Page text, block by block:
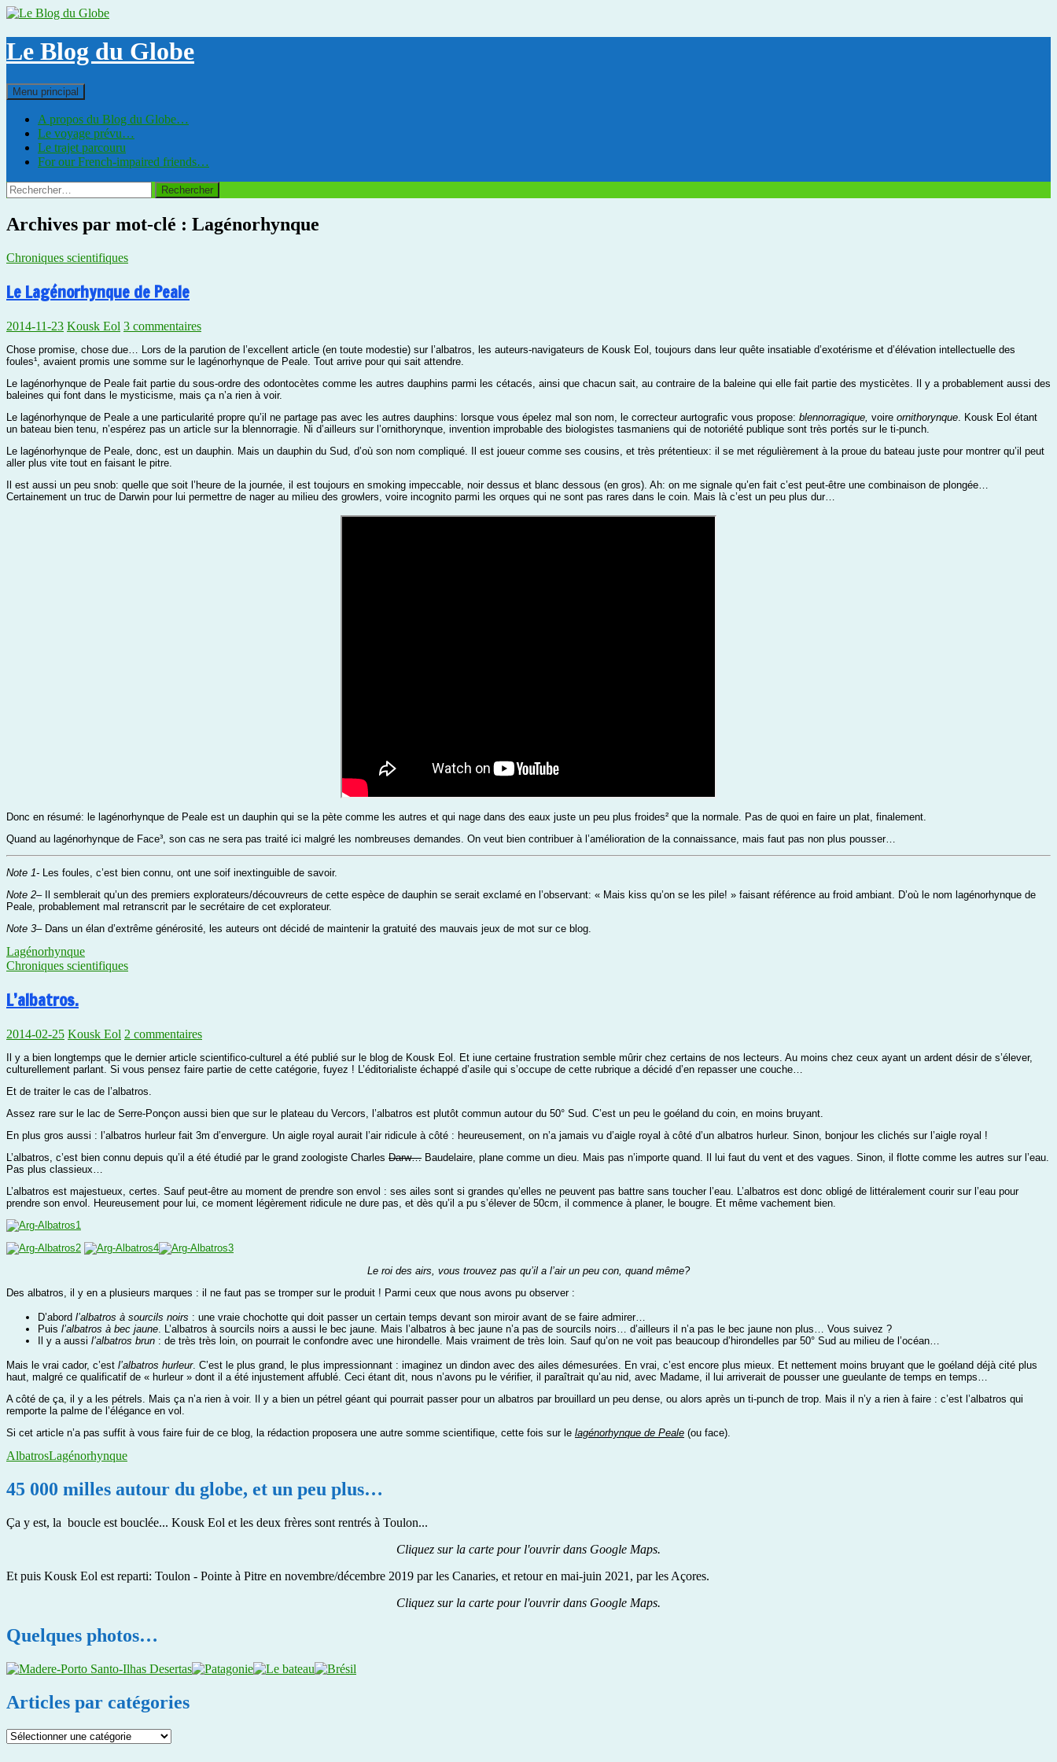
Aller
contenu
Le Blog du Globe
Recherche
Menu principal
A propos du Blog du Globe…
Le voyage prévu…
Le trajet parcouru
For our French-impaired friends…
Rechercher :
Archives par mot-clé : Lagénorhynque
Chroniques scientifiques
Le Lagénorhynque de Peale
2014-11-23 Kousk Eol 3 commentaires
Chose promise, chose due… Lors de la parution de l’excellent article (en toute modestie) sur l’albatros, les auteurs-navigateurs de Kousk Eol, toujours dans leur quête insatiable d’exotérisme et d’élévation intellectuelle des
foules¹, avaient promis une somme sur le lagénorhynque de Peale. Tout arrive pour qui sait attendre.
Le lagénorhynque de Peale fait partie du sous-ordre des odontocètes comme les autres dauphins parmi les cétacés, ainsi que chacun sait, au contraire de la baleine qui elle fait partie des mysticètes. Il y a probablement aussi des
baleines qui font dans le mysticisme, mais ça n’a rien à voir.
Le lagénorhynque de Peale a une particularité propre qu’il ne partage pas avec les autres dauphins: lorsque vous épelez mal son nom, le correcteur aurtografic vous propose: blennorragique, voire ornithorynque . Kousk Eol étant
un bateau bien tenu, n’espérez pas un article sur la blennorragie. Ni d’ailleurs sur l’ornithorynque, invention improbable des biologistes tasmaniens qui de notoriété publique sont très portés sur le ti-punch.
Le lagénorhynque de Peale, donc, est un dauphin. Mais un dauphin du Sud, d’où son nom compliqué. Il est joueur comme ses cousins, et très prétentieux: il se met régulièrement à la proue du bateau juste pour montrer qu’il peut
aller plus vite tout en faisant le pitre.
Il est aussi un peu snob: quelle que soit l’heure de la journée, il est toujours en smoking impeccable, noir dessus et blanc dessous (en gros). Ah: on me signale qu’en fait c’est peut-être une combinaison de plongée…
Certainement un truc de Darwin pour lui permettre de nager au milieu des growlers, voire incognito parmi les orques qui ne sont pas rares dans le coin. Mais là c’est un peu plus dur…
Donc en résumé: le lagénorhynque de Peale est un dauphin qui se la pète comme les autres et qui nage dans des eaux juste un peu plus froides² que la normale. Pas de quoi en faire un plat, finalement.
Quand au lagénorhynque de Face³, son cas ne sera pas traité ici malgré les nombreuses demandes. On veut bien contribuer à l’amélioration de la connaissance, mais faut pas non plus pousser…
Note 1- Les foules, c’est bien connu, ont une soif inextinguible de savoir.
Note 2– Il semblerait qu’un des premiers explorateurs/découvreurs de cette espèce de dauphin se serait exclamé en l’observant: « Mais kiss qu’on se les pile! » faisant référence au froid ambiant. D’où le nom lagénorhynque de
Peale, probablement mal retranscrit par le secrétaire de cet explorateur.
Note 3– Dans un élan d’extrême générosité, les auteurs ont décidé de maintenir la gratuité des mauvais jeux de mot sur ce blog.
Lagénorhynque
Chroniques scientifiques
L’albatros.
2014-02-25 Kousk Eol 2 commentaires
Il y a bien longtemps que le dernier article scientifico-culturel a été publié sur le blog de Kousk Eol. Et iune certaine frustration semble mûrir chez certains de nos lecteurs. Au moins chez ceux ayant un ardent désir de s’élever,
culturellement parlant. Si vous pensez faire partie de cette catégorie, fuyez ! L’éditorialiste échappé d’asile qui s’occupe de cette rubrique a décidé d’en repasser une couche…
Et de traiter le cas de l’albatros.
Assez rare sur le lac de Serre-Ponçon aussi bien que sur le plateau du Vercors, l’albatros est plutôt commun autour du 50° Sud. C’est un peu le goéland du coin, en moins bruyant.
En plus gros aussi : l’albatros hurleur fait 3m d’envergure. Un aigle royal aurait l’air ridicule à côté : heureusement, on n’a jamais vu d’aigle royal à côté d’un albatros hurleur. Sinon, bonjour les clichés sur l’aigle royal !
L’albatros, c’est bien connu depuis qu’il a été étudié par le grand zoologiste Charles Darw… Baudelaire, plane comme un dieu. Mais pas n’importe quand. Il lui faut du vent et des vagues. Sinon, il flotte comme les autres sur l’eau.
Pas plus classieux…
L’albatros est majestueux, certes. Sauf peut-être au moment de prendre son envol : ses ailes sont si grandes qu’elles ne peuvent pas battre sans toucher l’eau. L’albatros est donc obligé de littéralement courir sur l’eau pour
prendre son envol. Heureusement pour lui, ce moment légèrement ridicule ne dure pas, et dès qu’il a pu s’élever de 50cm, il commence à planer, le bougre. Et même vachement bien.
Le roi des airs, vous trouvez pas qu’il a l’air un peu con, quand même?
Des albatros, il y en a plusieurs marques : il ne faut pas se tromper sur le produit ! Parmi ceux que nous avons pu observer :
D’abord l’albatros à sourcils noirs : une vraie chochotte qui doit passer un certain temps devant son miroir avant de se faire admirer…
Puis l’albatros à bec jaune . L’albatros à sourcils noirs a aussi le bec jaune. Mais l’albatros à bec jaune n’a pas de sourcils noirs… d’ailleurs il n’a pas le bec jaune non plus… Vous suivez ?
Il y a aussi l’albatros brun : de très très loin, on pourrait le confondre avec une hirondelle. Mais vraiment de très loin. Sauf qu’on ne voit pas beaucoup d’hirondelles par 50° Sud au milieu de l’océan…
Mais le vrai cador, c’est l’albatros hurleur. C’est le plus grand, le plus impressionnant : imaginez un dindon avec des ailes démesurées. En vrai, c’est encore plus mieux. Et nettement moins bruyant que le goéland déjà cité plus
haut, malgré ce qualificatif de « hurleur » dont il a été injustement affublé. Ceci étant dit, nous n’avons pu le vérifier, il paraîtrait qu’au nid, avec Madame, il lui arriverait de pousser une gueulante de temps en temps…
A côté de ça, il y a les pétrels. Mais ça n’a rien à voir. Il y a bien un pétrel géant qui pourrait passer pour un albatros par brouillard un peu dense, ou alors après un ti-punch de trop. Mais il n’y a rien à faire : c’est l’albatros qui
remporte la palme de l’élégance en vol.
Si cet article n’a pas suffit à vous faire fuir de ce blog, la rédaction proposera une autre somme scientifique, cette fois sur le lagénorhynque de Peale (ou face).
AlbatrosLagénorhynque
45 000 milles autour du globe, et un peu plus…
Ça y est, la boucle est bouclée... Kousk Eol et les deux frères sont rentrés à Toulon...
Cliquez sur la carte pour l'ouvrir dans Google Maps.
Et puis Kousk Eol est reparti: Toulon - Pointe à Pitre en novembre/décembre 2019 par les Canaries, et retour en mai-juin 2021, par les Açores.
Cliquez sur la carte pour l'ouvrir dans Google Maps.
Quelques photos…
Articles par catégories
Articles